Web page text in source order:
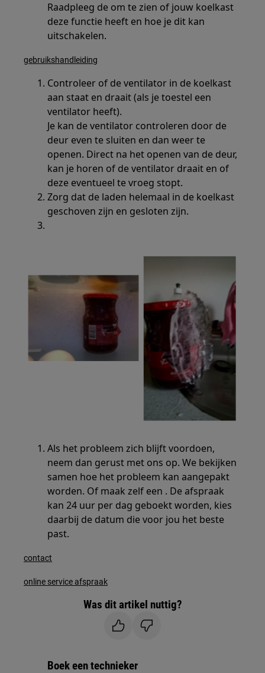
Raadpleeg de om te zien of jouw koelkast
deze functie heeft en hoe je dit kan
uitschakelen.
gebruikshandleiding
Controleer of de ventilator in de koelkast
aan staat en draait (als je toestel een
ventilator heeft).
Je kan de ventilator controleren door de
deur even te sluiten en dan weer te
openen. Direct na het openen van de deur,
kan je horen of de ventilator draait en of
deze eventueel te vroeg stopt.
Zorg dat de laden helemaal in de koelkast
geschoven zijn en gesloten zijn.
Als het probleem zich blijft voordoen,
neem dan gerust met ons op. We bekijken
samen hoe het probleem kan aangepakt
worden. Of maak zelf een . De afspraak
kan 24 uur per dag geboekt worden, kies
daarbij de datum die voor jou het beste
past.
contact
online service afspraak
Was dit artikel nuttig?
Boek een technieker